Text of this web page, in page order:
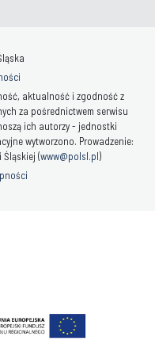
aktualność i zgodność z
za pośrednictwem serwisu
ich autorzy - jednostki
wytworzono. Prowadzenie:
(www@polsl.pl)